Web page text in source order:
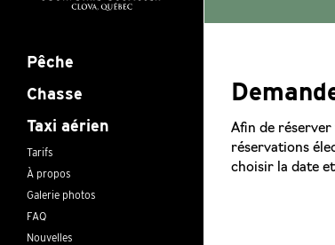
Pêche
Chasse
Taxi aérien
Tarifs
À propos
Galerie photos
FAQ
Nouvelles
Afin de réserver
réservations
choisir la date